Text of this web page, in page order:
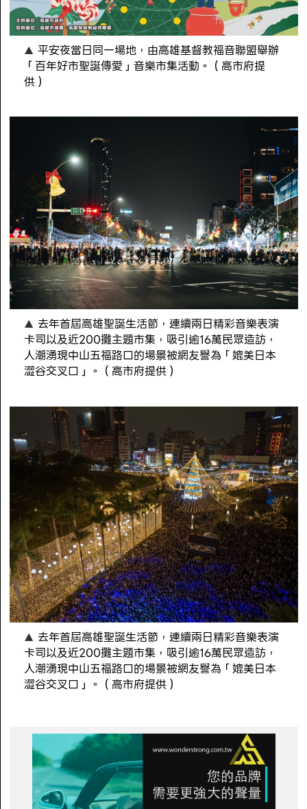
平安夜當日同一場地，由高雄基督教福音聯盟舉辦
「百年好市聖誕傳愛」音樂市集活動。（高市府提
供）
去年首屆高雄聖誕生活節，連續兩日精彩音樂表演
卡司以及近200攤主題市集，吸引逾16萬民眾造訪，
人潮湧現中山五福路口的場景被網友譽為「媲美日本
澀谷交叉口」。（高市府提供）
去年首屆高雄聖誕生活節，連續兩日精彩音樂表演
卡司以及近200攤主題市集，吸引逾16萬民眾造訪，
人潮湧現中山五福路口的場景被網友譽為「媲美日本
澀谷交叉口」。（高市府提供）